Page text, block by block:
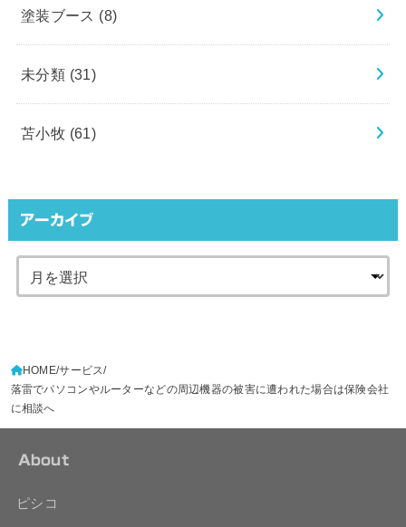
塗装ブース (8)
未分類 (31)
苫小牧 (61)
アーカイブ
HOME サービス
落雷でパソコンやルーターなどの周辺機器の被害に遭われた場合は保険会社
に相談へ
About
ピシコ